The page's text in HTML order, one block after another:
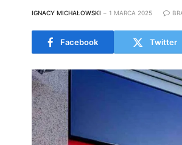
IGNACY MICHAŁOWSKI 1 MARCA 2025
Facebook Twitter